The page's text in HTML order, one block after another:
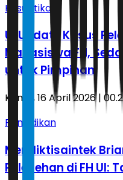
Kasuistika
UI Update Kasus
Mahasiswa FH,
untuk Pimpinan
Kamis, 16 April 2026 |
Pendidikan
Mendiktisaintek
Pelecehan di FH UI: